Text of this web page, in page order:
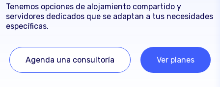
Tenemos opciones de alojamiento compartido y
servidores dedicados que se adaptan a tus necesidades
específicas.
Agenda una consultoría Ver planes